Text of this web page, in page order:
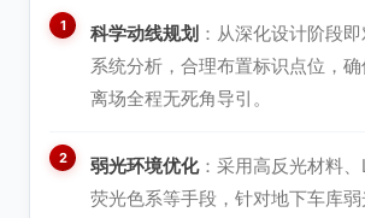
科学动线规划 ：从深化设计阶段
系统分析，合理布置标识点位，确
离场全程无死角导引。
弱光环境优化：采用高反光材料、
荧光色系等手段，针对地下车库